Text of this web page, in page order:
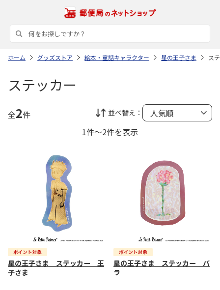
ホーム グッズストア 絵本・童話キャラクター 星の王子さま ス
ステッカー
全2件 並べ替え：
1件～2件を表示
星の王子さま ステッカー 王
子さま
星の王子さま ステッカー バ
ラ